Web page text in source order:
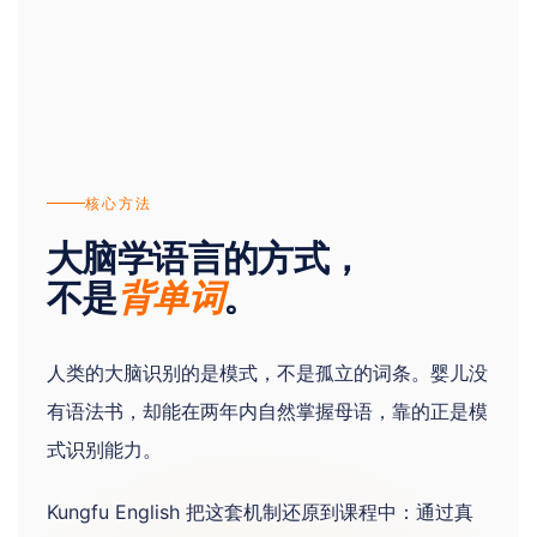
核心方法
大脑学语言的方式，
不是背单词。
人类的大脑识别的是模式，不是孤立的词条。婴儿没
有语法书，却能在两年内自然掌握母语，靠的正是模
式识别能力。
Kungfu English 把这套机制还原到课程中：通过真